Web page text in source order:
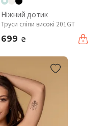
Ніжний дотик
Труси сліпи високі 201GT
699 ₴